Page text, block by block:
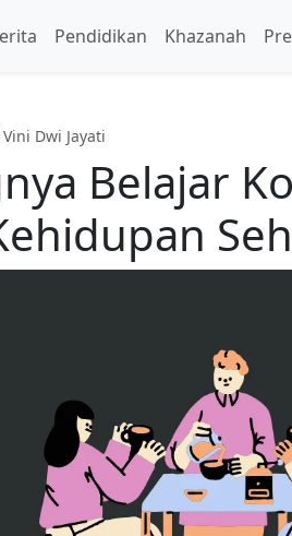
Pendidikan Khazanah
Vini Dwi Jayati
Belajar